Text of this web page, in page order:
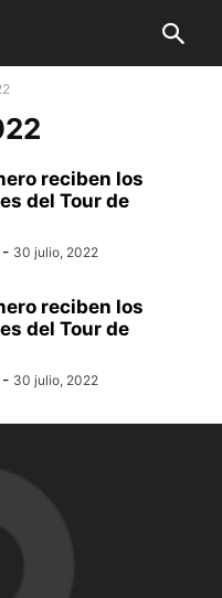
reciben los
del Tour de
- 30 julio, 2022
reciben los
del Tour de
- 30 julio, 2022